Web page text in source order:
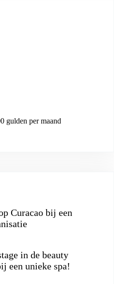
gulden per maand
Curacao bij een
in de beauty
een unieke spa!